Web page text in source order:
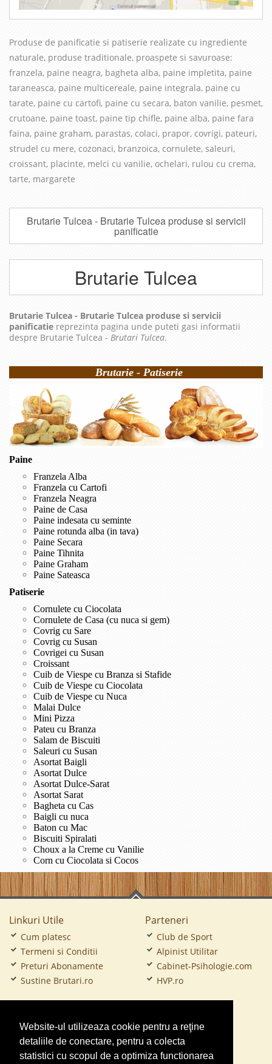
Website-ul utilizeaza cookie pentru a reţine
detaliile de conectare, pentru a colecta
statistici cu scopul de a optimiza functionarea
Produse de panificatie si patiserie realizate cu ingrediente
naturale, produse traditionale, proaspete si savuroase:
franzela, paine neagra, bagheta alba, paine impletita, paine
taraneasca, paine multicereale, paine integrala, paine cu
tarate, paine cu cartofi, paine cu secara, baton vanilie, pesmet,
crutoane, paine toast, paine tip chifle, paine alba, paine fara
faina, paine graham, parastas, colaci, prapor, covrigi, pateuri,
strudel cu mere, cozonaci, branzoica, cornulete, saleuri,
croissant, placinte, melci cu vanilie, ochelari, rulou cu crema,
tarte, margarete
Brutarie Tulcea - Brutarie Tulcea produse si servicii
panificatie
Brutarie Tulcea
Brutarie Tulcea - Brutarie Tulcea produse si servicii
panificatie reprezinta pagina unde puteti gasi informatii
despre Brutarie Tulcea - Brutari Tulcea.
Brutarie - Patiserie
Paine
Franzela Alba
Franzela cu Cartofi
Franzela Neagra
Paine de Casa
Paine indesata cu seminte
Paine rotunda alba (in tava)
Paine Secara
Paine Tihnita
Paine Graham
Paine Sateasca
Patiserie
Cornulete cu Ciocolata
Cornulete de Casa (cu nuca si gem)
Covrig cu Sare
Covrig cu Susan
Covrigei cu Susan
Croissant
Cuib de Viespe cu Branza si Stafide
Cuib de Viespe cu Ciocolata
Cuib de Viespe cu Nuca
Malai Dulce
Mini Pizza
Pateu cu Branza
Salam de Biscuiti
Saleuri cu Susan
Asortat Baigli
Asortat Dulce
Asortat Dulce-Sarat
Asortat Sarat
Bagheta cu Cas
Baigli cu nuca
Baton cu Mac
Biscuiti Spiralati
Choux a la Creme cu Vanilie
Corn cu Ciocolata si Cocos
Linkuri Utile
Cum platesc
Termeni si Conditii
Preturi Abonamente
Sustine Brutari.ro
Parteneri
Club de Sport
Alpinist Utilitar
Cabinet-Psihologie.com
HVP.ro
FirmaTractariAuto.ro
Service-Reparatii.com
Servicii-DDD.com